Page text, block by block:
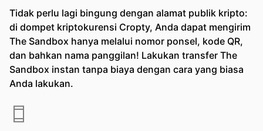
Tidak perlu lagi bingung dengan alamat publik kripto:
di dompet kriptokurensi Cropty, Anda dapat mengirim
The Sandbox hanya melalui nomor ponsel, kode QR,
dan bahkan nama panggilan! Lakukan transfer The
Sandbox instan tanpa biaya dengan cara yang biasa
Anda lakukan.